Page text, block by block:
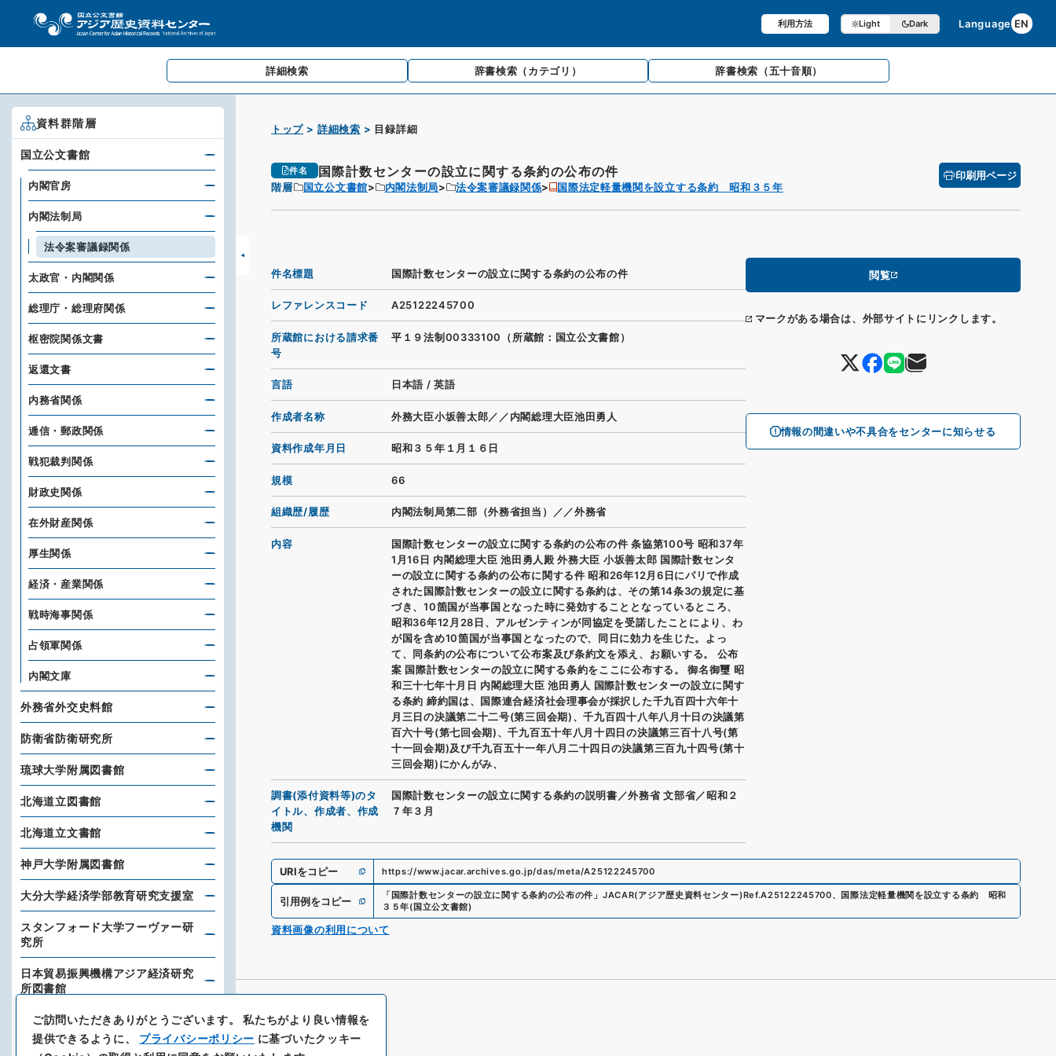
利用方法 Light Dark Language EN
詳細検索 辞書検索 （カテゴリ） 辞書検索 （五十音順）
トップ 詳細検索 目録詳細
件名 国際計数センターの設立に関する条約の公布の件
階層 国立公文書館 内閣法制局 法令案審議録関係 国際法定軽量機関を設立する条約 昭和３５年
印刷用ページ
閲覧
マークがある場合は、外部サイトにリンクします。
情報の間違いや不具合をセンターに知らせる
件名標題 国際計数センターの設立に関する条約の公布の件
レファレンスコード A25122245700
所蔵館における請求番
号
平１９法制00333100（所蔵館：国立公文書館）
言語 日本語 / 英語
作成者名称 外務大臣小坂善太郎／／内閣総理大臣池田勇人
資料作成年月日 昭和３５年１月１６日
規模 66
組織歴/履歴 内閣法制局第二部（外務省担当）／／外務省
内容
国際計数センターの設立に関する条約の公布の件 条協第100号 昭和37年
1月16日 内閣総理大臣 池田勇人殿 外務大臣 小坂善太郎 国際計数センタ
ーの設立に関する条約の公布に関する件 昭和26年12月6日にパリで作成
された国際計数センターの設立に関する条約は、その第14条3の規定に基
づき、10箇国が当事国となった時に発効することとなっているところ、
昭和36年12月28日、アルゼンティンが同協定を受諾したことにより、わ
が国を含め10箇国が当事国となったので、同日に効力を生じた。よっ
て、同条約の公布について公布案及び条約文を添え、お願いする。 公布
案 国際計数センターの設立に関する条約をここに公布する。 御名御璽 昭
和三十七年十月日 内閣総理大臣 池田勇人 国際計数センターの設立に関す
る条約 締約国は、国際連合経済社会理事会が採択した千九百四十六年十
月三日の決議第二十二号(第三回会期)、千九百四十八年八月十日の決議第
百六十号(第七回会期)、千九百五十年八月十四日の決議第三百十八号(第
十一回会期)及び千九百五十一年八月二十四日の決議第三百九十四号(第十
三回会期)にかんがみ、
調書(添付資料等)のタ
イトル、作成者、作成
機関
国際計数センターの設立に関する条約の説明書／外務省 文部省／昭和２
７年３月
URIをコピー https://www.jacar.archives.go.jp/das/meta/A25122245700
引用例をコピー 「 国際計数センターの設立に関する条約の公布の件 」 JACAR(アジア歴史資料センター)Ref.A25122245700、
国際法定軽量機関を設立する条約 昭和
３５年( 国立公文書館)
資料画像の利用について
資料群階層
国立公文書館
内閣官房
内閣法制局
法令案審議録関係
太政官・内閣関係
総理庁・総理府関係
枢密院関係文書
返還文書
内務省関係
逓信・郵政関係
戦犯裁判関係
財政史関係
在外財産関係
厚生関係
経済・産業関係
戦時海事関係
占領軍関係
内閣文庫
外務省外交史料館
防衛省防衛研究所
琉球大学附属図書館
北海道立図書館
北海道立文書館
神戸大学附属図書館
大分大学経済学部教育研究支援室
スタンフォード大学フーヴァー研
究所
日本貿易振興機構アジア経済研究
所図書館
東洋文庫
新聞通信調査会
ご訪問いただきありがとうございます。私たちがより良い情報を
提供できるように、 プライバシーポリシー に基づいたクッキー